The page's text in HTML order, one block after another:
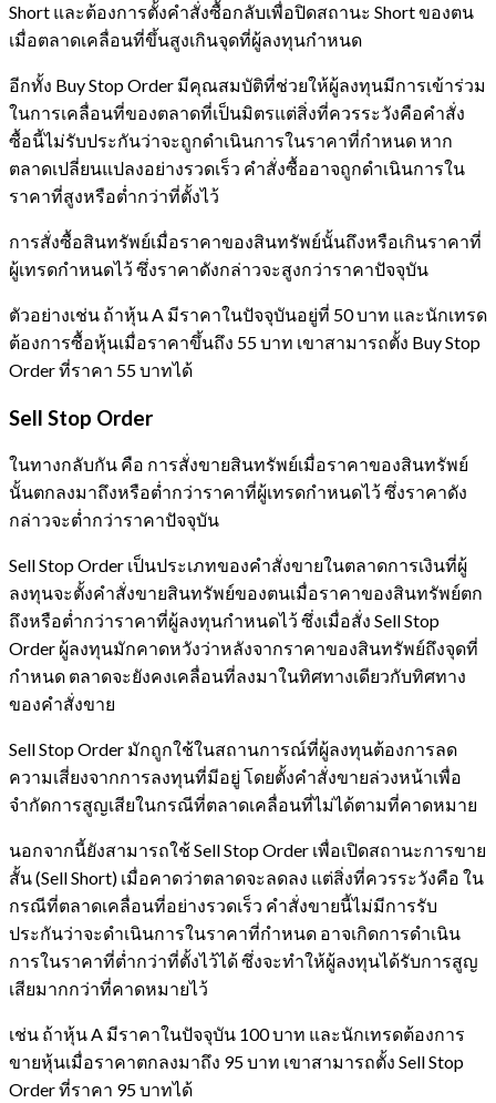
Short และต้องการตั้งคำสั่งซื้อกลับเพื่อปิดสถานะ Short ของตน
เมื่อตลาดเคลื่อนที่ขึ้นสูงเกินจุดที่ผู้ลงทุนกำหนด
อีกทั้ง Buy Stop Order มีคุณสมบัติที่ช่วยให้ผู้ลงทุนมีการเข้าร่วม
ในการเคลื่อนที่ของตลาดที่เป็นมิตรแต่สิ่งที่ควรระวังคือคำสั่ง
ซื้อนี้ไม่รับประกันว่าจะถูกดำเนินการในราคาที่กำหนด หาก
ตลาดเปลี่ยนแปลงอย่างรวดเร็ว คำสั่งซื้ออาจถูกดำเนินการใน
ราคาที่สูงหรือต่ำกว่าที่ตั้งไว้
การสั่งซื้อสินทรัพย์เมื่อราคาของสินทรัพย์นั้นถึงหรือเกินราคาที่
ผู้เทรดกำหนดไว้ ซึ่งราคาดังกล่าวจะสูงกว่าราคาปัจจุบัน
ตัวอย่างเช่น ถ้าหุ้น A มีราคาในปัจจุบันอยู่ที่ 50 บาท และนักเทรด
ต้องการซื้อหุ้นเมื่อราคาขึ้นถึง 55 บาท เขาสามารถตั้ง Buy Stop
Order ที่ราคา 55 บาทได้
Sell Stop Order
ในทางกลับกัน คือ การสั่งขายสินทรัพย์เมื่อราคาของสินทรัพย์
นั้นตกลงมาถึงหรือต่ำกว่าราคาที่ผู้เทรดกำหนดไว้ ซึ่งราคาดัง
กล่าวจะต่ำกว่าราคาปัจจุบัน
Sell Stop Order เป็นประเภทของคำสั่งขายในตลาดการเงินที่ผู้
ลงทุนจะตั้งคำสั่งขายสินทรัพย์ของตนเมื่อราคาของสินทรัพย์ตก
ถึงหรือต่ำกว่าราคาที่ผู้ลงทุนกำหนดไว้ ซึ่งเมื่อสั่ง Sell Stop
Order ผู้ลงทุนมักคาดหวังว่าหลังจากราคาของสินทรัพย์ถึงจุดที่
กำหนด ตลาดจะยังคงเคลื่อนที่ลงมาในทิศทางเดียวกับทิศทาง
ของคำสั่งขาย
Sell Stop Order มักถูกใช้ในสถานการณ์ที่ผู้ลงทุนต้องการลด
ความเสี่ยงจากการลงทุนที่มีอยู่ โดยตั้งคำสั่งขายล่วงหน้าเพื่อ
จำกัดการสูญเสียในกรณีที่ตลาดเคลื่อนที่ไม่ได้ตามที่คาดหมาย
นอกจากนี้ยังสามารถใช้ Sell Stop Order เพื่อเปิดสถานะการขาย
สั้น (Sell Short) เมื่อคาดว่าตลาดจะลดลง แต่สิ่งที่ควรระวังคือ ใน
กรณีที่ตลาดเคลื่อนที่อย่างรวดเร็ว คำสั่งขายนี้ไม่มีการรับ
ประกันว่าจะดำเนินการในราคาที่กำหนด อาจเกิดการดำเนิน
การในราคาที่ต่ำกว่าที่ตั้งไว้ได้ ซึ่งจะทำให้ผู้ลงทุนได้รับการสูญ
เสียมากกว่าที่คาดหมายไว้
เช่น ถ้าหุ้น A มีราคาในปัจจุบัน 100 บาท และนักเทรดต้องการ
ขายหุ้นเมื่อราคาตกลงมาถึง 95 บาท เขาสามารถตั้ง Sell Stop
Order ที่ราคา 95 บาทได้